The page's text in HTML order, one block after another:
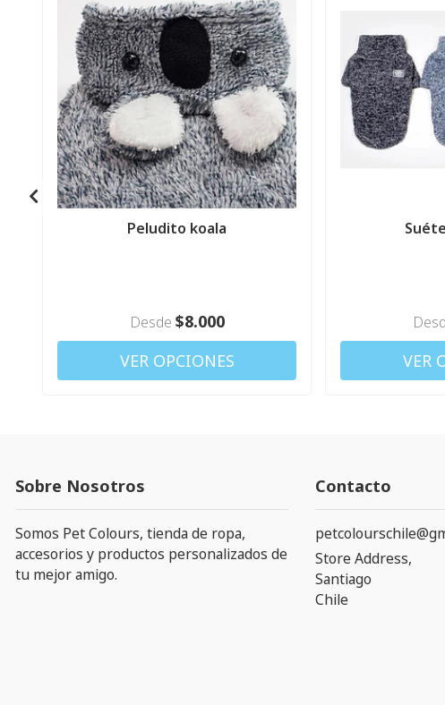
Peludito koala
Desde $8.000
VER OPCIONES
VER
Sobre Nosotros
Somos Pet Colours, tienda de ropa,
accesorios y productos personalizados de
tu mejor amigo.
Contacto
Store Address,
Santiago
Chile